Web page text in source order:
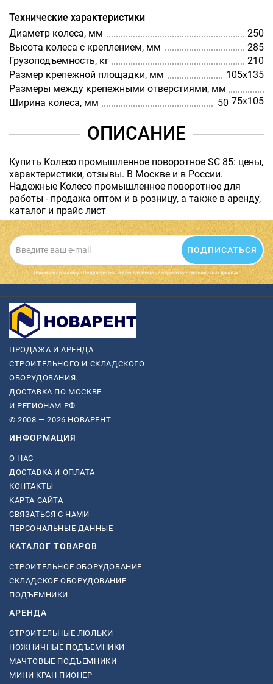
Технические характеристики
Диаметр колеса, мм
250
Высота колеса с креплением, мм
285
Грузоподъемность, кг
210
Размер крепежной площадки, мм
105x135
Размеры между крепежными отверстиями, мм
75x105
Ширина колеса, мм 50
ОПИСАНИЕ
Купить Колесо промышленное поворотное SC 85: цены,
характеристики, отзывы. В Москве и в России.
Надежные Колесо промышленное поворотное для
работы - продажа оптом и в розницу, а также в аренду,
каталог и прайс лист
ПОДПИСАТЬСЯ
Нажимая на кнопку «Подписаться», я даю cогласие на обработку персональных данных.
ПРОДАЖА И АРЕНДА
СТРОИТЕЛЬНОГО И СКЛАДСКОГО
ОБОРУДОВАНИЯ.
ДОСТАВКА ПО МОСКВЕ
И РЕГИОНАМ РФ
© 2008 — 2026 НОВАРЕНТ
ИНФОРМАЦИЯ
О НАС
ДОСТАВКА И ОПЛАТА
КОНТАКТЫ
КАРТА САЙТА
СВЯЗАТЬСЯ С НАМИ
ПЕРСОНАЛЬНЫЕ ДАННЫЕ
КАТАЛОГ ТОВАРОВ
СТРОИТЕЛЬНОЕ ОБОРУДОВАНИЕ
СКЛАДСКОЕ ОБОРУДОВАНИЕ
ПОДЪЕМНИКИ
АРЕНДА
СТРОИТЕЛЬНЫЕ ЛЮЛЬКИ
НОЖНИЧНЫЕ ПОДЪЕМНИКИ
МАЧТОВЫЕ ПОДЪЕМНИКИ
МИНИ КРАН ПИОНЕР